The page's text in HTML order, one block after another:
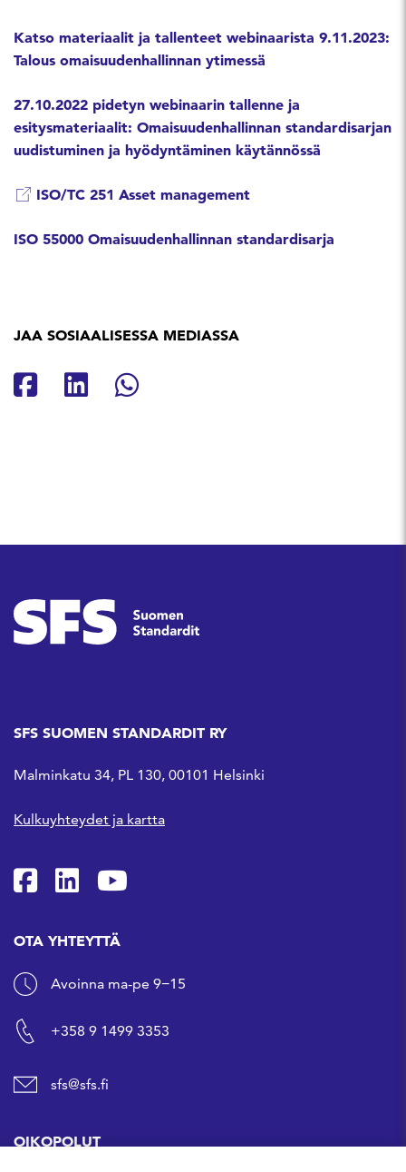
Katso materiaalit ja tallenteet webinaarista 9.11.2023:
Talous omaisuudenhallinnan ytimessä
27.10.2022 pidetyn webinaarin tallenne ja
esitysmateriaalit: Omaisuudenhallinnan standardisarjan
uudistuminen ja hyödyntäminen käytännössä
ISO/TC 251 Asset management
ISO 55000 Omaisuudenhallinnan standardisarja
JAA SOSIAALISESSA MEDIASSA
Jaa Facebookissa
Jaa Linkedinissä
Jaa Whatsappissa
SFS SUOMEN STANDARDIT RY
Malminkatu 34, PL 130, 00101 Helsinki
Kulkuyhteydet ja kartta
SFS Facebookissa
SFS Linkedinissä
SFS Youtubessa
OTA YHTEYTTÄ
Avoinna ma-pe 9−15
+358 9 1499 3353
sfs@sfs.fi
OIKOPOLUT